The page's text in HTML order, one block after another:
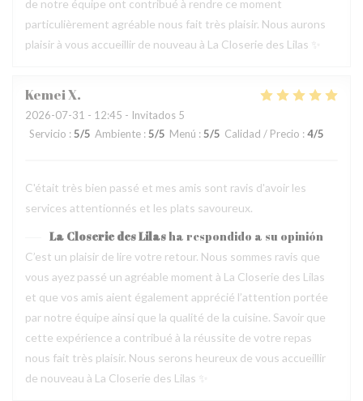
de notre équipe ont contribué à rendre ce moment
particulièrement agréable nous fait très plaisir. Nous aurons
plaisir à vous accueillir de nouveau à La Closerie des Lilas ✨
KemeiX
2026-07-31 - 12:45 - Invitados 5
Servicio : 5/5 Ambiente : 5/5 Menú : 5/5 Calidad / Precio : 4/5
C'était très bien passé et mes amis sont ravis d'avoir les
services attentionnés et les plats savoureux.
La Closerie des Lilasha respondido a su opinión
C’est un plaisir de lire votre retour. Nous sommes ravis que
vous ayez passé un agréable moment à La Closerie des Lilas
et que vos amis aient également apprécié l’attention portée
par notre équipe ainsi que la qualité de la cuisine. Savoir que
cette expérience a contribué à la réussite de votre repas
nous fait très plaisir. Nous serons heureux de vous accueillir
de nouveau à La Closerie des Lilas ✨